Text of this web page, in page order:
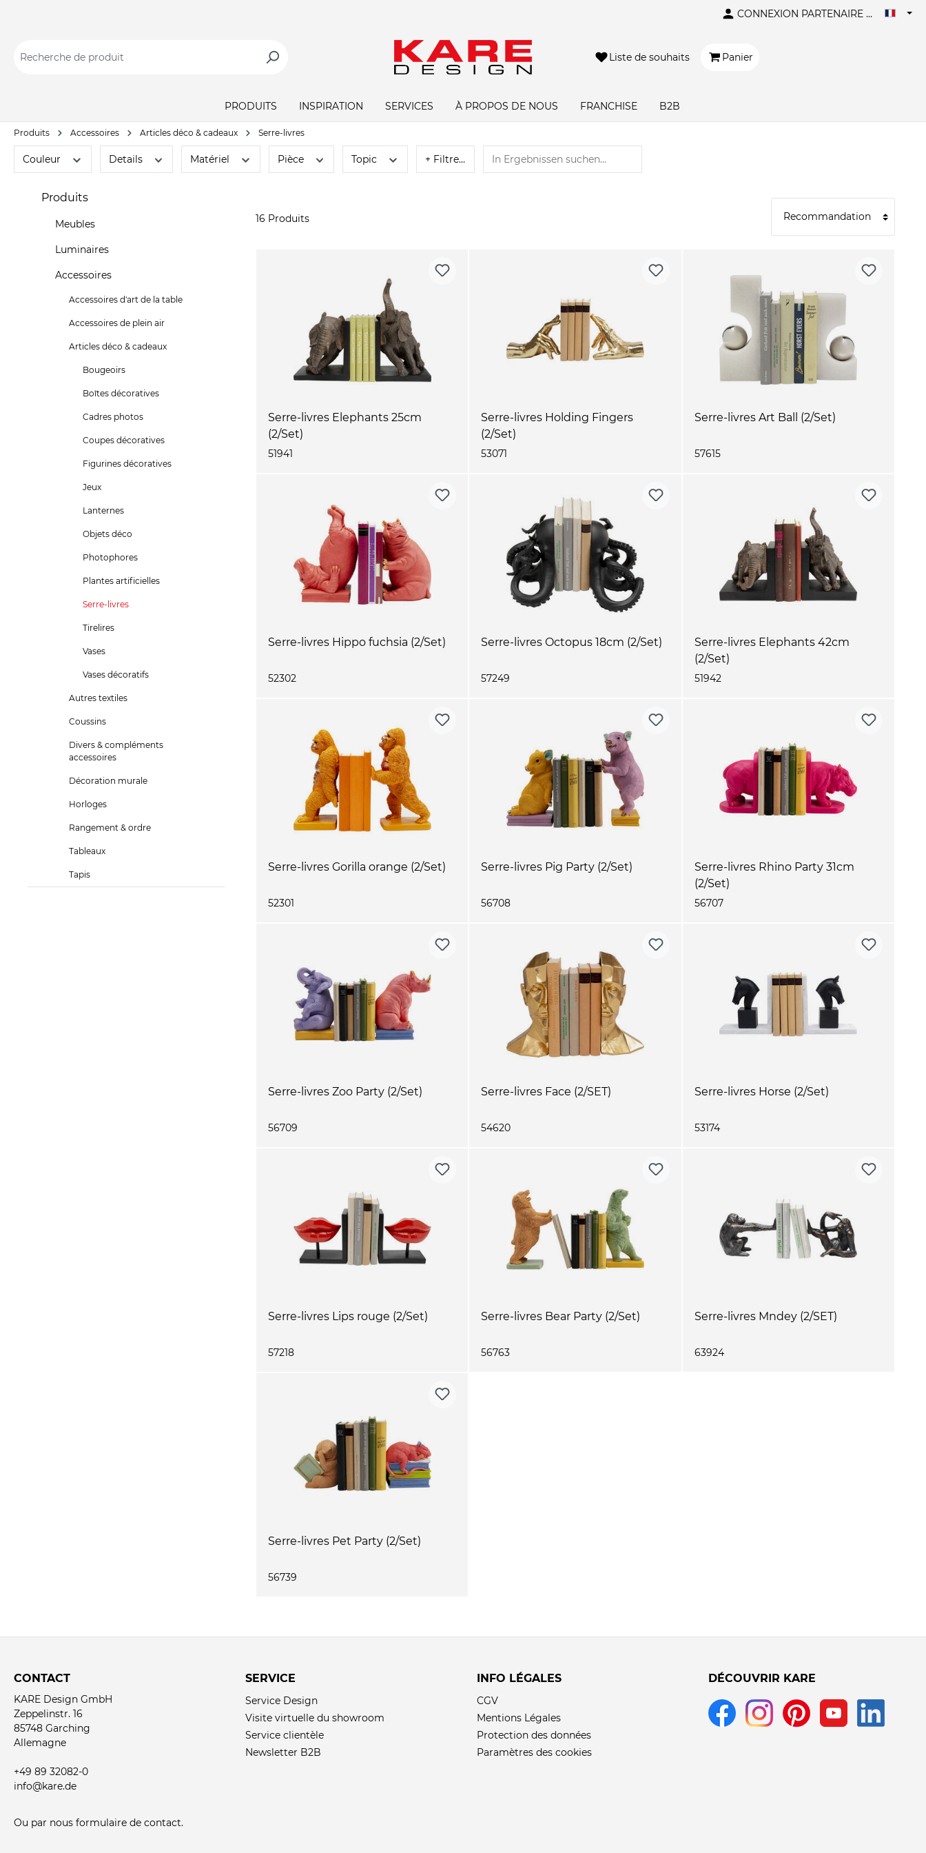
CONNEXION PARTENAIRE B2B
Liste de souhaits Panier
PRODUITS INSPIRATION SERVICES À PROPOS DE NOUS FRANCHISE B2B
Produits Accessoires Articles déco & cadeaux Serre-livres
Couleur Details Matériel Pièce Topic + Filtres
Produits
Meubles
Luminaires
Accessoires
Accessoires d'art de la table
Accessoires de plein air
Articles déco & cadeaux
Bougeoirs
Boîtes décoratives
Cadres photos
Coupes décoratives
Figurines décoratives
Jeux
Lanternes
Objets déco
Photophores
Plantes artificielles
Serre-livres
Tirelires
Vases
Vases décoratifs
Autres textiles
Coussins
Divers & compléments
accessoires
Décoration murale
Horloges
Rangement & ordre
Tableaux
Tapis
16 Produits
Serre-livres Elephants 25cm
(2/Set)
51941
Serre-livres Holding Fingers
(2/Set)
53071
Serre-livres Art Ball (2/Set)
57615
Serre-livres Hippo fuchsia (2/Set)
52302
Serre-livres Octopus 18cm (2/Set)
57249
Serre-livres Elephants 42cm
(2/Set)
51942
Serre-livres Gorilla orange (2/Set)
52301
Serre-livres Pig Party (2/Set)
56708
Serre-livres Rhino Party 31cm
(2/Set)
56707
Serre-livres Zoo Party (2/Set)
56709
Serre-livres Face (2/SET)
54620
Serre-livres Horse (2/Set)
53174
Serre-livres Lips rouge (2/Set)
57218
Serre-livres Bear Party (2/Set)
56763
Serre-livres Mndey (2/SET)
63924
Serre-livres Pet Party (2/Set)
56739
CONTACT
KARE Design GmbH
Zeppelinstr. 16
85748 Garching
Allemagne
+49 89 32082-0
info@kare.de
Ou par nous formulaire de contact.
SERVICE
Service Design
Visite virtuelle du showroom
Service clientèle
Newsletter B2B
INFO LÉGALES
CGV
Mentions Légales
Protection des données
Paramètres des cookies
DÉCOUVRIR KARE